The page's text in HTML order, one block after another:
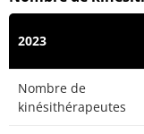
2023
Nombre de
kinésithérapeutes